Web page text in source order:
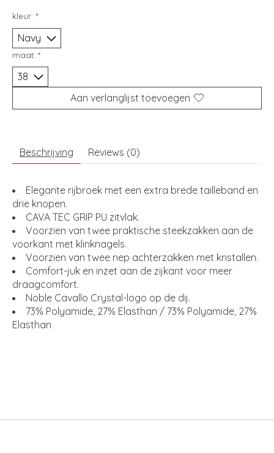
kleur: *
maat: *
Aan verlanglijst toevoegen
Beschrijving Reviews (0)
Elegante rijbroek met een extra brede tailleband en
drie knopen.
CAVA TEC GRIP PU zitvlak.
Voorzien van twee praktische steekzakken aan de
voorkant met klinknagels.
Voorzien van twee nep achterzakken met kristallen.
Comfort-juk en inzet aan de zijkant voor meer
draagcomfort.
Noble Cavallo Crystal-logo op de dij.
73% Polyamide, 27% Elasthan / 73% Polyamide, 27%
Elasthan